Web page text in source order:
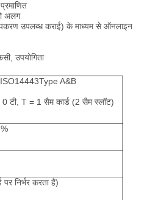
अलग
उपलब्ध कराई) के माध्यम से ऑनलाइन
उपयोगिता
A&B
टी, T = 1 सैम कार्ड (2 सैम स्लॉट)
पर निर्भर करता है)